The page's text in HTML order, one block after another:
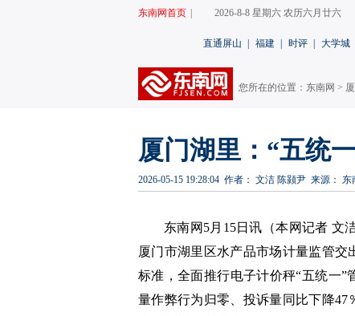
东南网首页 2026-8-8 星期六 农历六月廿六
直通屏山 福建 时评 大学城
您所在的位置： 东南网 >
厦门湖里：“五统
2026-05-15 19:28:04 作者： 文洁 陈颢尹 来源： 东
东南网5月15日讯（本网记者 文
厦门市湖里区水产品市场计量监管
标准，全面推行电子计价秤“五统一
量作弊行为归零、投诉量同比下降